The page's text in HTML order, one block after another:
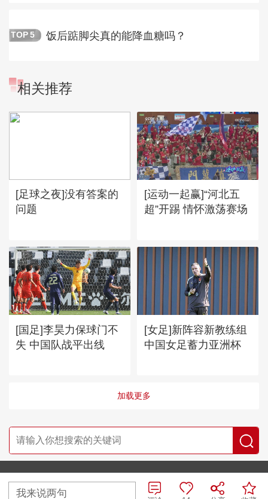
TOP 5 饭后踮脚尖真的能降血糖吗？
相关推荐
[足球之夜]没有答案的
问题
[运动一起赢]“河北五
超”开踢 情怀激荡赛场
[国足]李昊力保球门不
失 中国队战平出线
[女足]新阵容新教练组
中国女足蓄力亚洲杯
加载更多
我来说两句
央视网首页 | 央视节目官网首页